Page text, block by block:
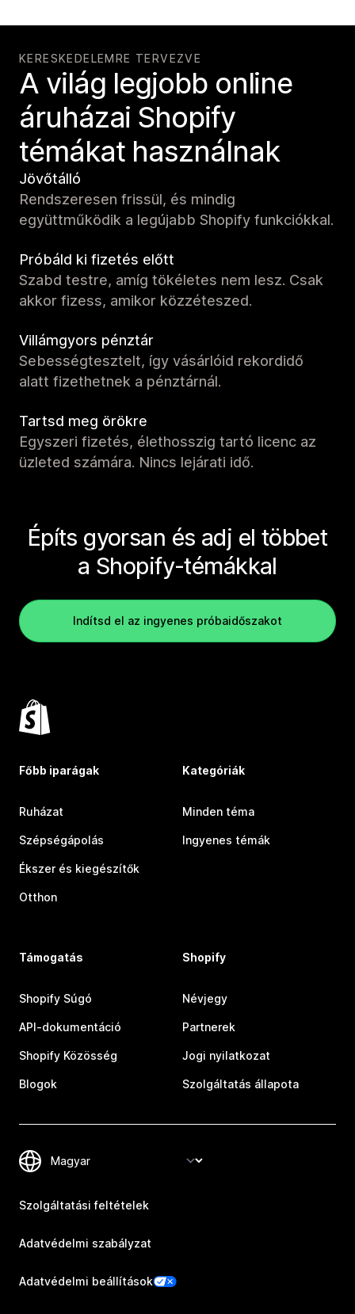
KERESKEDELEMRE TERVEZVE
A világ legjobb online
áruházai Shopify
témákat használnak
Jövőtálló
Rendszeresen frissül, és mindig
együttműködik a legújabb Shopify funkciókkal.
Próbáld ki fizetés előtt
Szabd testre, amíg tökéletes nem lesz. Csak
akkor fizess, amikor közzéteszed.
Villámgyors pénztár
Sebességtesztelt, így vásárlóid rekordidő
alatt fizethetnek a pénztárnál.
Tartsd meg örökre
Egyszeri fizetés, élethosszig tartó licenc az
üzleted számára. Nincs lejárati idő.
Építs gyorsan és adj el többet
a Shopify-témákkal
Indítsd el az ingyenes próbaidőszakot
Főbb iparágak
Ruházat
Szépségápolás
Ékszer és kiegészítők
Otthon
Kategóriák
Minden téma
Ingyenes témák
Támogatás
Shopify Súgó
API-dokumentáció
Shopify Közösség
Blogok
Shopify
Névjegy
Partnerek
Jogi nyilatkozat
Szolgáltatás állapota
Szolgáltatási feltételek
Adatvédelmi szabályzat
Adatvédelmi beállítások